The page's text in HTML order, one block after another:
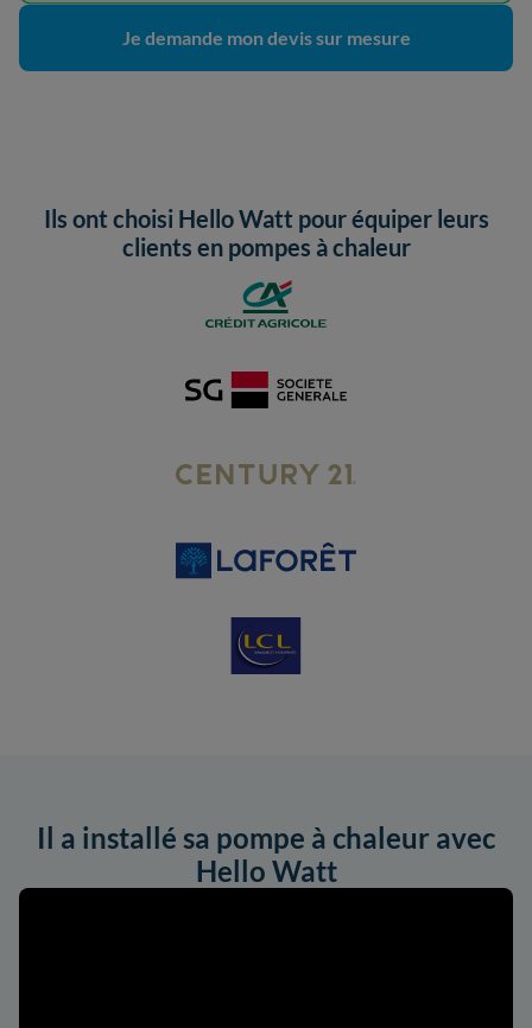
Je demande mon devis sur mesure
Ils ont choisi Hello Watt pour équiper leurs
clients en pompes à chaleur
Il a installé sa pompe à chaleur avec
Hello Watt